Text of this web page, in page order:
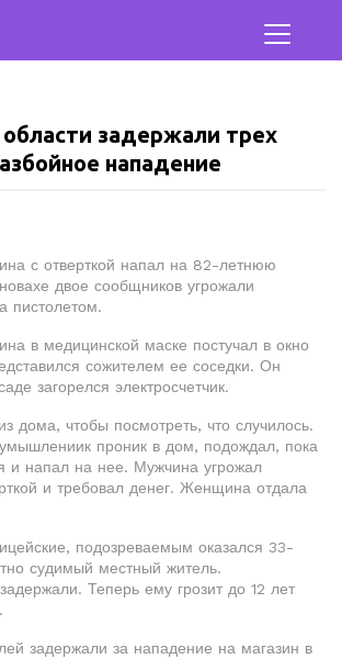
задержали трех
нападение
с отверткой напал на 82-летнюю
двое сообщников угрожали
пистолетом.
в медицинской маске постучал в окно
сожителем ее соседки. Он
загорелся электросчетчик.
дома, чтобы посмотреть, что случилось.
проник в дом, подождал, пока
и напал на нее. Мужчина угрожал
и требовал денег. Женщина отдала
подозреваемым оказался 33-
судимый местный житель.
Теперь ему грозит до 12 лет
задержали за нападение на магазин в